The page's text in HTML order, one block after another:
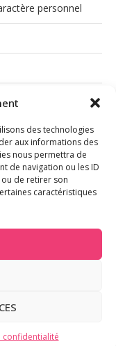
des technologies
aux informations des
nous permettra de
de navigation ou les ID
ou de retirer son
caractéristiques
personnel